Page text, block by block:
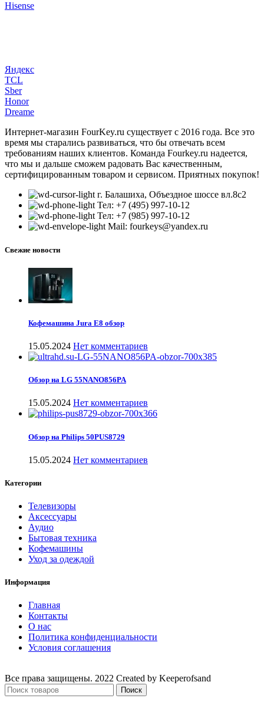
Hisense
Яндекс
TCL
Sber
Honor
Dreame
Интернет-магазин FourKey.ru существует с 2016 года. Все это
время мы старались развиваться, что бы отвечать всем
требованиям наших клиентов. Команда Fourkey.ru надеется,
что мы и дальше сможем радовать Вас качественным,
сертифицированным товаром и сервисом. Приятных покупок!
г. Балашиха, Объездное шоссе вл.8c2
Тел: +7 (495) 997-10-12
Тел: +7 (985) 997-10-12
Mail: fourkeys@yandex.ru
Свежие новости
Кофемашина Jura E8 обзор
15.05.2024 Нет комментариев
Обзор на LG 55NANO856PA
15.05.2024 Нет комментариев
Обзор на Philips 50PUS8729
15.05.2024 Нет комментариев
Категории
Телевизоры
Аксессуары
Аудио
Бытовая техника
Кофемашины
Уход за одеждой
Информация
Главная
Контакты
О нас
Политика конфиденциальности
Условия соглашения
Все права защищены. 2022 Created by Keeperofsand
Поиск